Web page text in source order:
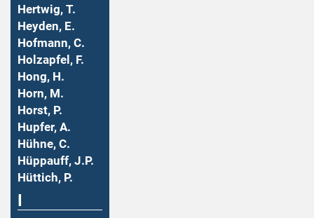
Hertwig, T.
Heyden, E.
Hofmann, C.
Holzapfel, F.
Hong, H.
Horn, M.
Horst, P.
Hupfer, A.
Hühne, C.
Hüppauff, J.P.
Hüttich, P.